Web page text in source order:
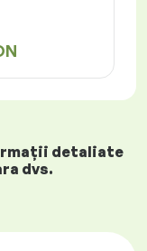
detaliate
dvs.